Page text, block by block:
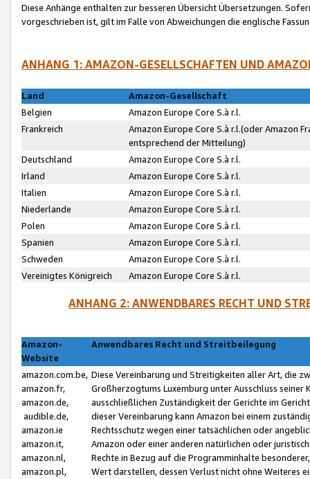
Diese Anhänge enthalten zur besseren Übersicht Übersetzungen.
vorgeschrieben ist, gilt im Falle von Abweichungen die englische
ANHANG 1: AMAZON-GESELLSCHAFTEN UND
Land
Amazon-Gesellschaft
Belgien
Amazon Europe Core S.à r.l.
Frankreich
Amazon Europe Core S.à r.l.(oder Amazon
entsprechend der Mitteilung)
Deutschland
Amazon Europe Core S.à r.l.
Irland
Amazon Europe Core S.à r.l.
Italien
Amazon Europe Core S.à r.l.
Niederlande
Amazon Europe Core S.à r.l.
Polen
Amazon Europe Core S.à r.l.
Spanien
Amazon Europe Core S.à r.l.
Schweden
Amazon Europe Core S.à r.l.
Vereinigtes Königreich
Amazon Europe Core S.à r.l.
ANHANG 2: ANWENDBARES RECHT UND
Amazon-
Website
Anwendbares Recht und Streitbeilegung
amazon.com.be,
amazon.fr,
amazon.de,
audible.de,
amazon.ie
amazon.it,
amazon.nl,
amazon.pl,
Diese Vereinbarung und Streitigkeiten aller Art, die
Großherzogtums Luxemburg unter Ausschluss
ausschließlichen Zuständigkeit der Gerichte im
dieser Vereinbarung kann Amazon bei einem
Rechtsschutz wegen einer tatsächlichen oder
Amazon oder einer anderen natürlichen oder
Rechte in Bezug auf die Programminhalte
Wert darstellen, dessen Verlust nicht ohne Weiteres